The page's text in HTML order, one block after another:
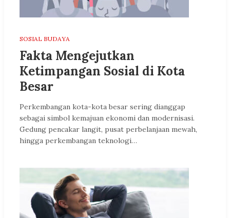
SOSIAL BUDAYA
Fakta Mengejutkan
Ketimpangan Sosial di Kota
Besar
Perkembangan kota-kota besar sering dianggap
sebagai simbol kemajuan ekonomi dan modernisasi.
Gedung pencakar langit, pusat perbelanjaan mewah,
hingga perkembangan teknologi…